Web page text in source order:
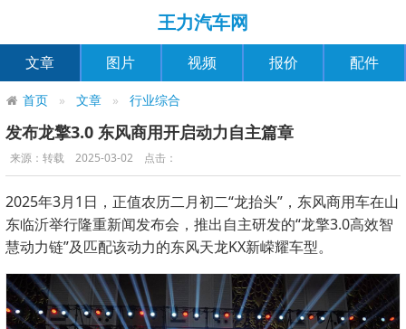
王力汽车网
文章 图片 视频 报价 配件
首页 文章 行业综合
发布龙擎3.0 东风商用开启动力自主篇章
来源：转载 2025-03-02 点击：
2025年3月1日，正值农历二月初二“龙抬头”，东风商用车在山
东临沂举行隆重新闻发布会，推出自主研发的“龙擎3.0高效智
慧动力链”及匹配该动力的东风天龙KX新嵘耀车型。